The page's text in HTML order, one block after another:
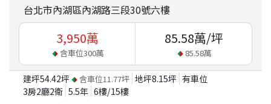
台北市內湖區內湖路三段30號六樓
3,950萬
含車位300萬
85.58萬/坪
85.58萬
建坪54.42坪 含車位11.77坪 地坪8.15坪 有車位
3房2廳2衛 5.5年 6樓/15樓